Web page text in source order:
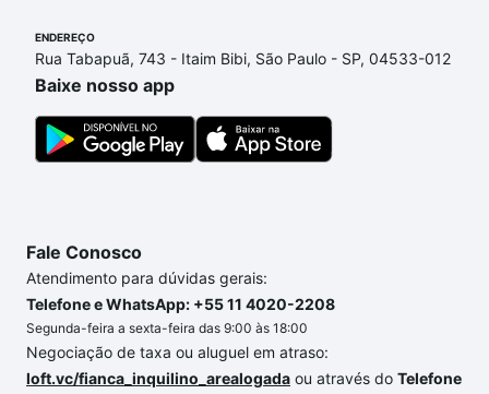
processo de compra, veja em nosso portal
custa comprar um apartamento e conte com a
gente para comprar o imóvel dos seus sonhos com
segurança e conforto. Loft, com você até as
chaves.
ENDEREÇO
Rua Tabapuã, 743 - Itaim Bibi, São Paulo - SP, 04533-012
Baixe nosso app
Fale Conosco
Atendimento para dúvidas gerais:
Telefone e WhatsApp: +55 11 4020-2208
Segunda-feira a sexta-feira das 9:00 às 18:00
Negociação de taxa ou aluguel em atraso:
loft.vc/fianca_inquilino_arealogada ou através do Telefone